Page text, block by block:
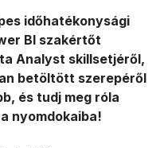
időhatékonysági
BI szakértőt
Analyst skillsetjéről,
betöltött szerepéről
és tudj meg róla
nyomdokaiba!